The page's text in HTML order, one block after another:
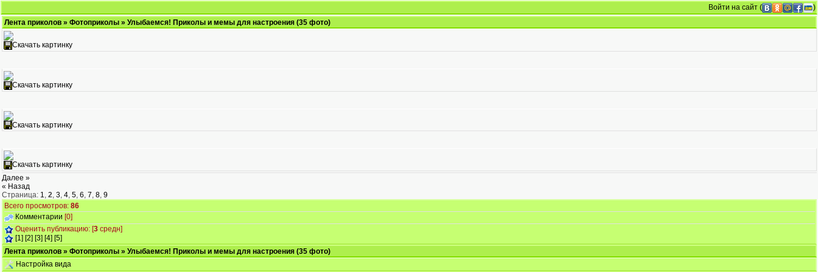
Войти на сайт (
)
Лента приколов » Фотоприколы » Улыбаемся! Приколы и мемы для настроения (35 фото)
Скачать картинку
Скачать картинку
Скачать картинку
Скачать картинку
Далее »
« Назад
Страница: 1, 2, 3, 4, 5, 6, 7, 8, 9
Всего просмотров: 86
Комментарии [0]
Оценить публикацию: [3 средн]
[1] [2] [3] [4] [5]
Лента приколов » Фотоприколы » Улыбаемся! Приколы и мемы для настроения (35 фото)
Настройка вида